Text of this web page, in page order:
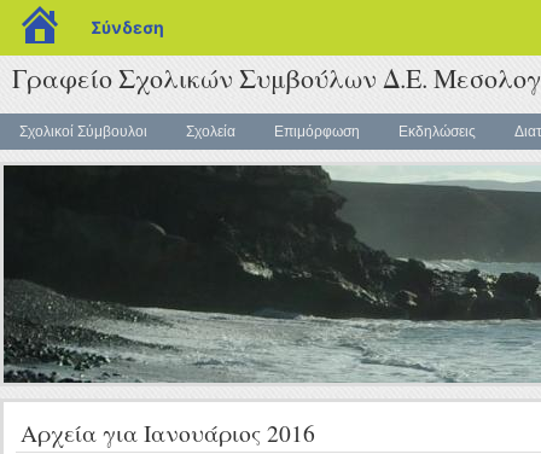
blogs.sch.gr
Σύνδεση
Γραφείο Σχολικών Συμβούλων Δ.Ε.
Σχολικοί Σύμβουλοι Σχολεία Επιμόρφωση Εκδηλώσεις
Αρχεία για Ιανουάριος 2016